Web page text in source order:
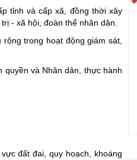
tỉnh và cấp xã, đồng thời xây
- xã hội, đoàn thể nhân dân.
trong hoạt động giám sát,
và Nhân dân, thực hành
đất đai, quy hoạch, khoáng